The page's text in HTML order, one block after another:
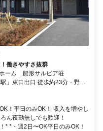
働きやすさ抜群
ーム 船形サルビア荘
」東口出口 徒歩約23分・野田
野田」バス停より徒歩3分
！平日のみOK！ 収入を増やし
ん夜勤無しでも歓迎！
* *・週2日〜OK平日のみOK！